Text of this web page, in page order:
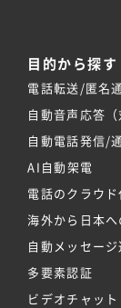
目的から探す
電話転送/匿名
自動音声応答（
自動電話発信/
AI自動架電
電話のクラウド
海外から日本
自動メッセージ
多要素認証
ビデオチャット